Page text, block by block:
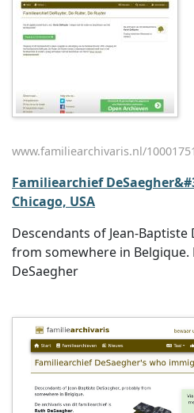
www.familiearchivaris.nl/10001751
Familiearchief
Chicago, USA
Descendants of Jean-Baptiste
from somewhere in Belgique.
DeSaegher